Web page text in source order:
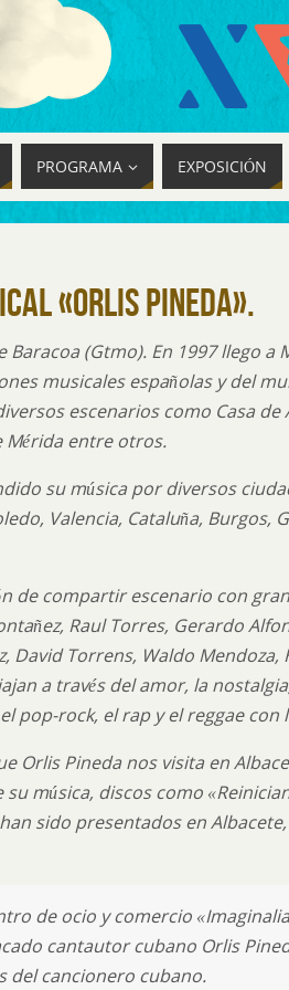
PROGRAMA EXPOSICIÓN
«Orlis Pineda».
Baracoa (Gtmo). En 1997 llego
musicales españolas y del
escenarios como Casa de
Mérida entre otros.
su música por diversos
Valencia, Cataluña, Burgos,
de compartir escenario con
Raul Torres, Gerardo
David Torrens, Waldo
a través del amor, la
pop-rock, el rap y el reggae con
Orlis Pineda nos visita en
música, discos como
sido presentados en
de ocio y comercio
cantautor cubano Orlis
del cancionero cubano.